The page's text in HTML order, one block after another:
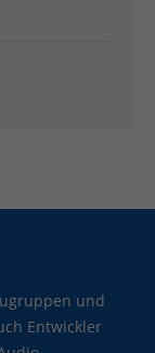
und
Entwickler